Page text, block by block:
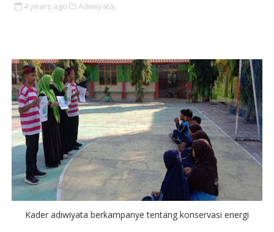
4 years ago Adiwiyata,
Kader adiwiyata berkampanye tentang konservasi energi